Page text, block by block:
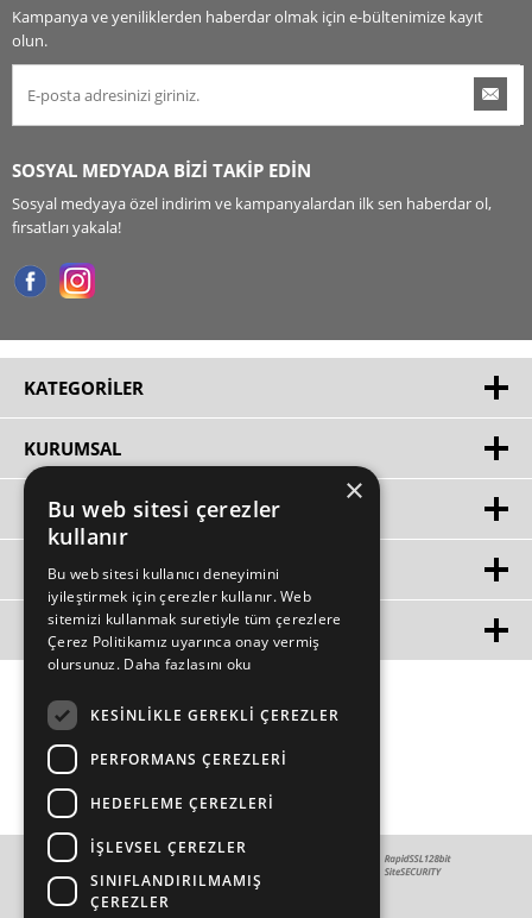
Kampanya ve yeniliklerden haberdar olmak için e-bültenimize kayıt
olun.
SOSYAL MEDYADA BİZİ TAKİP EDİN
Sosyal medyaya özel indirim ve kampanyalardan ilk sen haberdar ol,
fırsatları yakala!
KATEGORILER
KURUMSAL
HIZLI ERIŞIM
ÜYE
MÜŞTERİ HİZMETLERİ
×
Bu web sitesi çerezler
kullanır
Bu web sitesi kullanıcı deneyimini
iyileştirmek için çerezler kullanır. Web
sitemizi kullanmak suretiyle tüm çerezlere
Çerez Politikamız uyarınca onay vermiş
olursunuz. Daha fazlasını oku
KESINLIKLE GEREKLI ÇEREZLER
PERFORMANS ÇEREZLERI
HEDEFLEME ÇEREZLERI
İŞLEVSEL ÇEREZLER
SINIFLANDIRILMAMIŞ
ÇEREZLER